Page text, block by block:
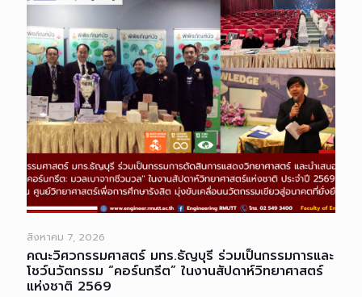
สิงหาคม 7, 2026
คณะวิศวกรรมศาสตร์ มทร.ธัญบุรี ร่วมเป็นกรรมการและ
โชว์นวัตกรรม “คอร์นกรีต” ในงานสัปดาห์วิทยาศาสตร์
แห่งชาติ 2569